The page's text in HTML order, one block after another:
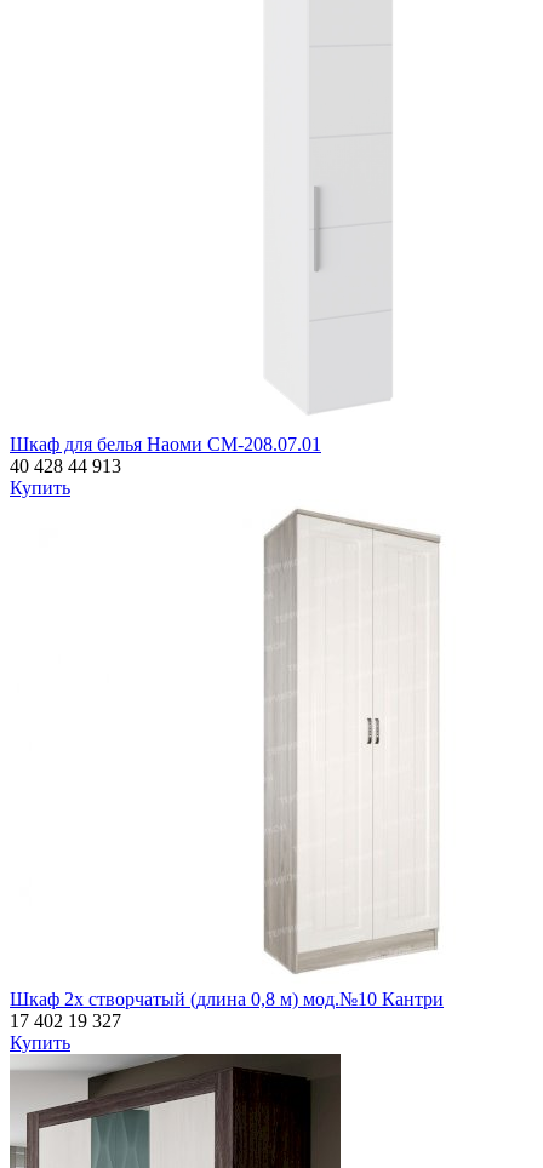
Шкаф для белья Наоми СМ-208.07.01
40 428 44 913
Купить
Шкаф 2х створчатый (длина 0,8 м) мод.№10 Кантри
17 402 19 327
Купить